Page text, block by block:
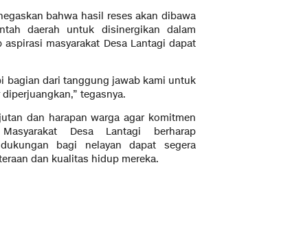
bahwa hasil reses akan dibawa
daerah untuk disinergikan dalam
masyarakat Desa Lantagi dapat
bagian dari tanggung jawab kami untuk
tegasnya.
dan harapan warga agar komitmen
Desa Lantagi berharap
bagi nelayan dapat segera
dan kualitas hidup mereka.